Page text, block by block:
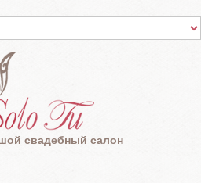
свадебный салон